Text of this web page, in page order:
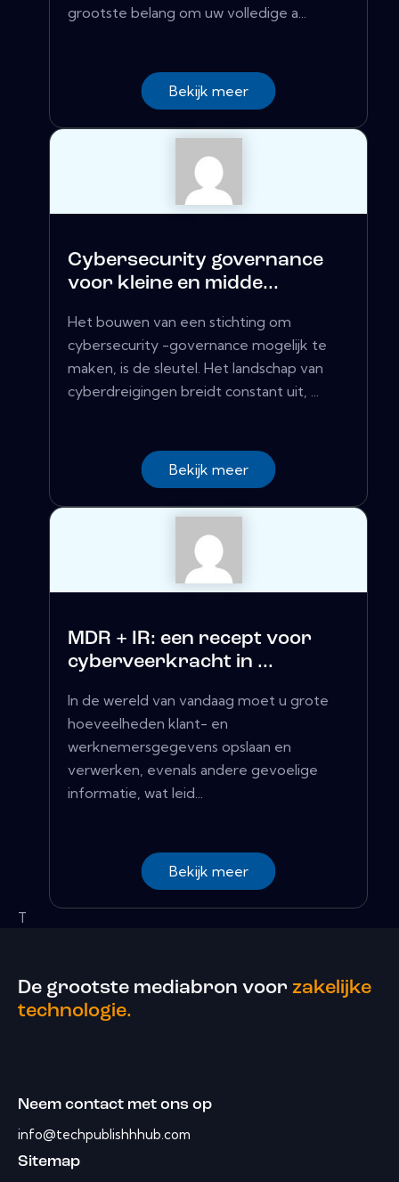
grootste belang om uw volledige a...
Bekijk meer
Cybersecurity governance
voor kleine en midde...
Het bouwen van een stichting om
cybersecurity -governance mogelijk te
maken, is de sleutel. Het landschap van
cyberdreigingen breidt constant uit, ...
Bekijk meer
MDR + IR: een recept voor
cyberveerkracht in ...
In de wereld van vandaag moet u grote
hoeveelheden klant- en
werknemersgegevens opslaan en
verwerken, evenals andere gevoelige
informatie, wat leid...
Bekijk meer
T
De grootste mediabron voor zakelijke
technologie.
Neem contact met ons op
info@techpublishhhub.com
Sitemap